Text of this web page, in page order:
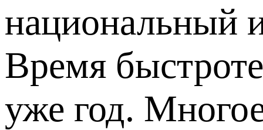
национальный
Время
уже год.